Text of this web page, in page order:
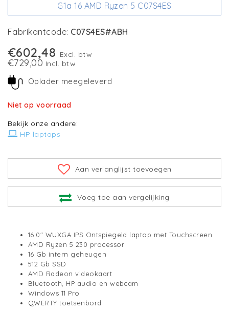
G1a 16 AMD Ryzen 5 C07S4ES
Fabrikantcode: C07S4ES#ABH
€602,48 Excl. btw
€729,00 Incl. btw
Oplader meegeleverd
Niet op voorraad
Bekijk onze andere:
HP laptops
Aan verlanglijst toevoegen
Voeg toe aan vergelijking
16.0" WUXGA IPS Ontspiegeld laptop met Touchscreen
AMD Ryzen 5 230 processor
16 Gb intern geheugen
512 Gb SSD
AMD Radeon videokaart
Bluetooth, HP audio en webcam
Windows 11 Pro
QWERTY toetsenbord